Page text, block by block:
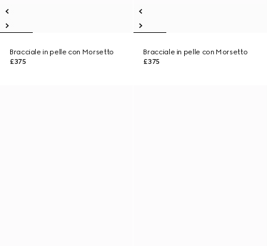
Bracciale in pelle con Morsetto
£375
Bracciale in pelle con Morsetto
£375